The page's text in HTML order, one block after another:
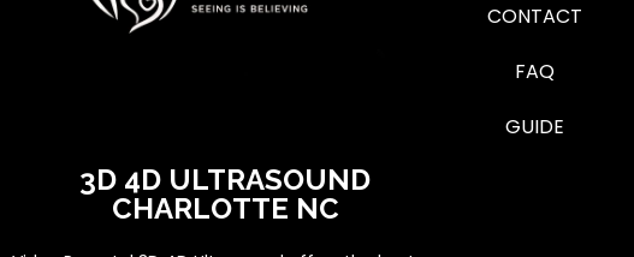
3D 4D ULTRASOUND
CHARLOTTE NC
CONTACT
FAQ
GUIDE